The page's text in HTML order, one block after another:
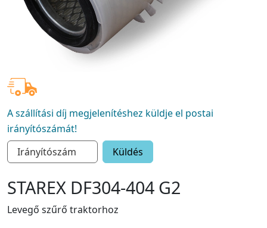
A szállítási díj megjelenítéshez küldje el postai
irányítószámát!
Küldés
STAREX DF304-404 G2
Levegő szűrő traktorhoz